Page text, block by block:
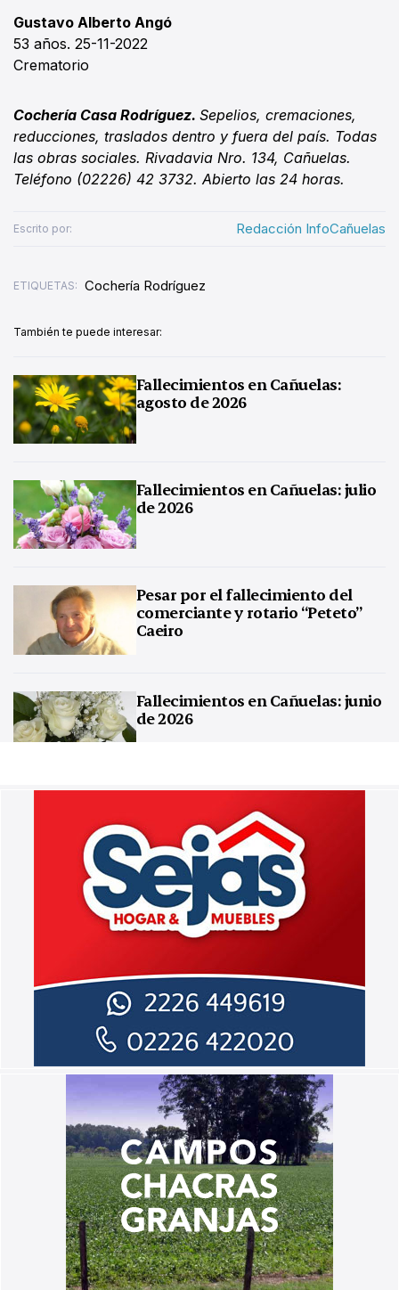
Gustavo Alberto Angó
53 años. 25-11-2022
Crematorio
Cochería Casa Rodríguez. Sepelios, cremaciones,
reducciones, traslados dentro y fuera del país. Todas
las obras sociales. Rivadavia Nro. 134, Cañuelas.
Teléfono (02226) 42 3732. Abierto las 24 horas.
Escrito por: Redacción InfoCañuelas
ETIQUETAS: Cochería Rodríguez
También te puede interesar:
Fallecimientos en Cañuelas:
agosto de 2026
Fallecimientos en Cañuelas: julio
de 2026
Pesar por el fallecimiento del
comerciante y rotario “Peteto”
Caeiro
Fallecimientos en Cañuelas: junio
de 2026